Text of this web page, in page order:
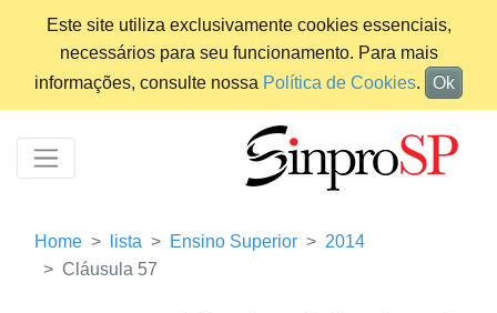
Este site utiliza exclusivamente cookies essenciais,
necessários para seu funcionamento. Para mais
informações, consulte nossa Política de Cookies. Ok
Home lista Ensino Superior
2014
Cláusula 57